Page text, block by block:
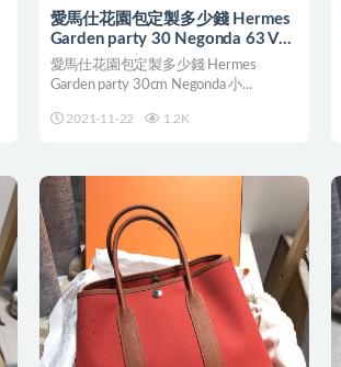
愛馬仕花園包定製多少錢 Hermes
Garden party 30 Negonda 63 Vert
Amande 杏綠色
愛馬仕花園包定製多少錢 Hermes
Garden party 30cm Negonda 小...
2021-11-22 1.2K